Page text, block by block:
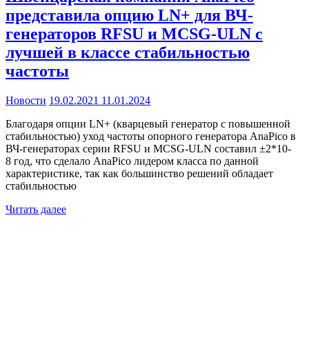
представила опцию LN+ для ВЧ-
генераторов RFSU и MCSG-ULN с
лучшей в классе стабильностью
частоты
Новости 19.02.2021 11.01.2024
Благодаря опции LN+ (кварцевый генератор с повышенной
стабильностью) уход частоты опорного генератора AnaPico в
ВЧ-генераторах серии RFSU и MCSG-ULN составил ±2*10-
8 год, что сделало AnaPico лидером класса по данной
характеристике, так как большинство решений обладает
стабильностью
Читать далее